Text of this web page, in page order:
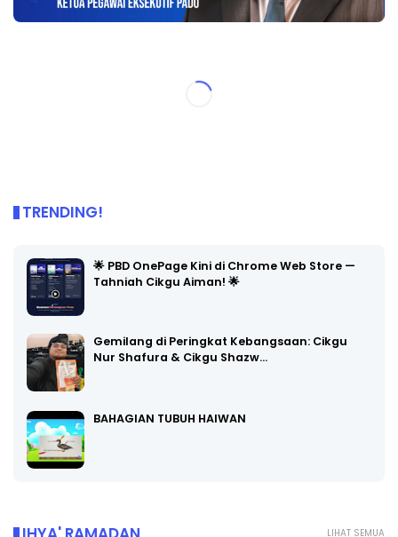
TRENDING!
🌟 PBD OnePage Kini di Chrome Web Store —
Tahniah Cikgu Aiman! 🌟
Gemilang di Peringkat Kebangsaan: Cikgu
Nur Shafura & Cikgu Shazw…
BAHAGIAN TUBUH HAIWAN
LIHAT SEMUA